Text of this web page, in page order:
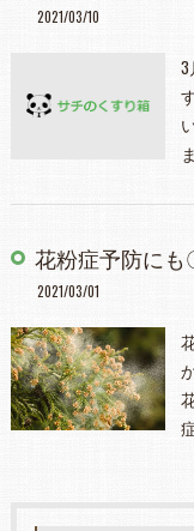
2021/03/10
3
花粉症予防にも
2021/03/01